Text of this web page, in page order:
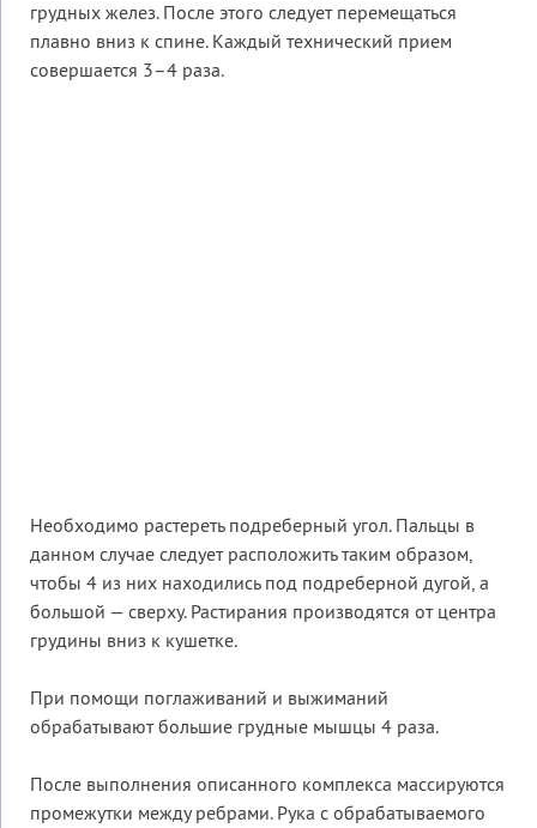
грудных желез. После этого следует перемещаться
плавно вниз к спине. Каждый технический прием
совершается 3–4 раза.
Необходимо растереть подреберный угол. Пальцы в
данном случае следует расположить таким образом,
чтобы 4 из них находились под подреберной дугой, а
большой — сверху. Растирания производятся от центра
грудины вниз к кушетке.
При помощи поглаживаний и выжиманий
обрабатывают большие грудные мышцы 4 раза.
После выполнения описанного комплекса массируются
промежутки между ребрами. Рука с обрабатываемого